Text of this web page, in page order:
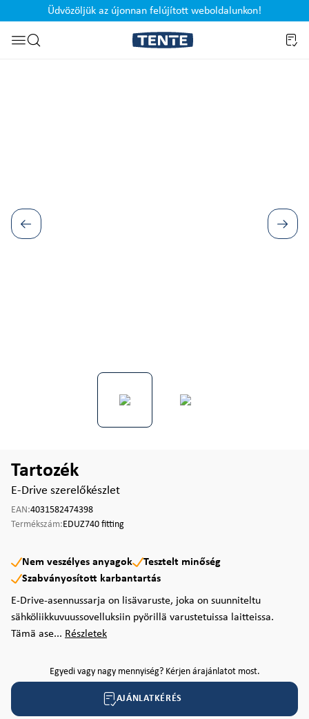
Ugrás a kereséshez
Üdvözöljük az újonnan felújított weboldalunkon!
Tartozék
E-Drive szerelőkészlet
EAN:4031582474398
Termékszám:EDUZ740 fitting
Nem veszélyes anyagok
Tesztelt minőség
Szabványosított karbantartás
E-Drive-asennussarja on lisävaruste, joka on suunniteltu
sähköliikkuvuussovelluksiin pyörillä varustetuissa laitteissa.
Tämä ase... Részletek
Egyedi vagy nagy mennyiség? Kérjen árajánlatot most.
AJÁNLATKÉRÉS